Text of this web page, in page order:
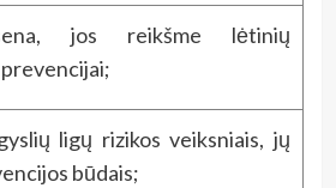
jos reikšme lėtinių
ligų rizikos veiksniais, jų
būdais;